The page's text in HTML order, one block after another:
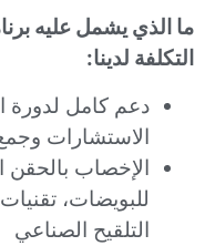
ما الذي يشمل عليه
التكلفة لدينا:
دعم كامل لدورة
الاستشارات
الإخصاب بالحقن
للبويضات،
التلقيح الصناعي